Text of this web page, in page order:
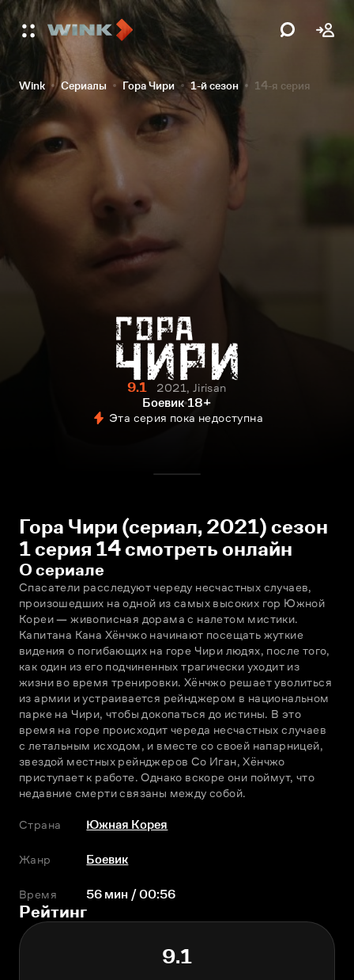
Wink Сериалы Гора Чири 1-й сезон 14-я серия
9.1
2021, Jirisan
Боевик 18+
Эта серия пока недоступна
Гора Чири (сериал, 2021) сезон
1 серия 14 смотреть онлайн
О сериале
Спасатели расследуют череду несчастных случаев,
произошедших на одной из самых высоких гор Южной
Кореи — живописная дорама с налетом мистики.
Капитана Кана Хёнчжо начинают посещать жуткие
видения о погибающих на горе Чири людях, после того,
как один из его подчиненных трагически уходит из
жизни во время тренировки. Хёнчжо решает уволиться
из армии и устраивается рейнджером в национальном
парке на Чири, чтобы докопаться до истины. В это
время на горе происходит череда несчастных случаев
с летальным исходом, и вместе со своей напарницей,
звездой местных рейнджеров Со Иган, Хёнчжо
приступает к работе. Однако вскоре они поймут, что
недавние смерти связаны между собой.
Страна Южная Корея
Жанр Боевик
Время 56 мин / 00:56
Рейтинг
9.1